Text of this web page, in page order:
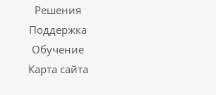
Решения
Поддержка
Обучение
Карта сайта